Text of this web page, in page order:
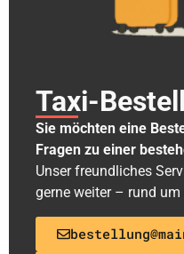
Taxi-
Sie möchten eine
Fragen zu einer
Unser freundliches
gerne weiter – rund um